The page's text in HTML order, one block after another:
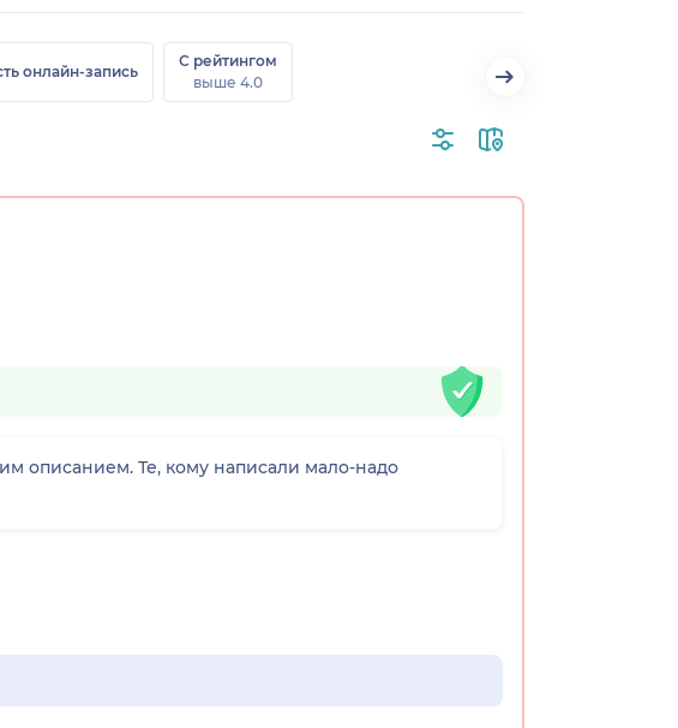
онлайн-запись
С рейтингом
выше 4.0
описанием. Те, кому написали мало-надо